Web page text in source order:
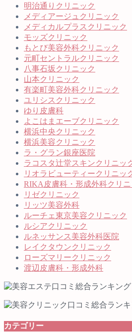
明治通りクリニック
メディアージュクリニック
メディカルプラスクリニック
モッズクリニック
もとび美容外科クリニック
元町セントラルクリニック
八事石坂クリニック
山本クリニック
有楽町美容外科クリニック
ユリシスクリニック
ゆり皮膚科
よこはまエーブクリニック
横浜中央クリニック
横浜美容クリニック
ラ・グラン銀座医院
ラコスタ辻堂スキンクリニッ
リオラビューティークリニッ
RIKA皮膚科・形成外科クリニ
リゼクリニック
リッツ美容外科
ルーチェ東京美容クリニック
ルシアクリニック
ルネッサンス美容外科医院
レイクタウンクリニック
ローズマリークリニック
渡辺皮膚科・形成外科
カテゴリー